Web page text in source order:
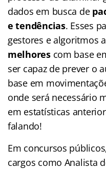
dados em busca de
e tendências. Esses
gestores e algoritmos a
melhorescom base
ser capaz de prever o
base em
onde será necessário
em estatísticas
falando!
Em concursos
cargos como Analista